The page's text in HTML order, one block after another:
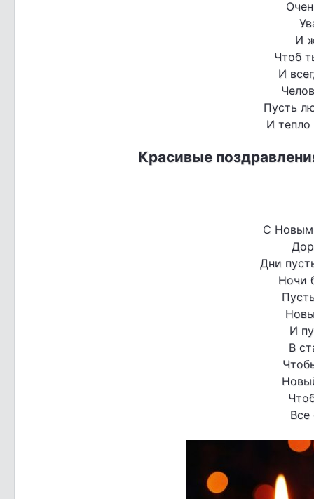
И
Чтоб
И
Пусть
И тепло
Красивые
С Новым
Дни
Ночи
И
В
Все